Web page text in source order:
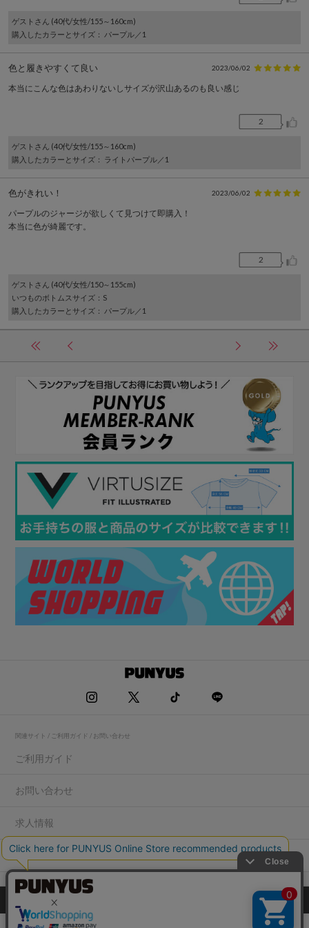
ゲスト さん (40代/女性/155～160cm)
購入したカラーとサイズ ： パープル／1
色と履きやすくて良い 2023/06/02
本当にこんな色はあわりないしサイズが沢山あるのも良い感じ
2
ゲスト さん (40代/女性/155～160cm)
購入したカラーとサイズ ： ライトパープル／1
色がきれい！ 2023/06/02
パープルのジャージが欲しくて見つけて即購入！
本当に色が綺麗です。
2
ゲスト さん (40代/女性/150～155cm)
いつものボトムスサイズ ：S
購入したカラーとサイズ ： パープル／1
関連サイト / ご利用ガイド / お問い合わせ
ご利用ガイド
お問い合わせ
求人情報
店舗一覧
プライバシーポリシー